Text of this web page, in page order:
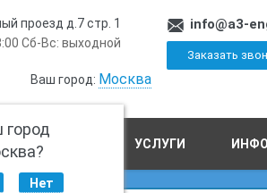
проезд д.7 стр. 1
Сб-Вс: выходной
Ваш город: Москва
город
Нет
info@a3-
Заказать
УСЛУГИ